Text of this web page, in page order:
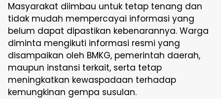
Masyarakat diimbau untuk tetap tenang dan
tidak mudah mempercayai informasi yang
belum dapat dipastikan kebenarannya. Warga
diminta mengikuti informasi resmi yang
disampaikan oleh BMKG, pemerintah daerah,
maupun instansi terkait, serta tetap
meningkatkan kewaspadaan terhadap
kemungkinan gempa susulan.